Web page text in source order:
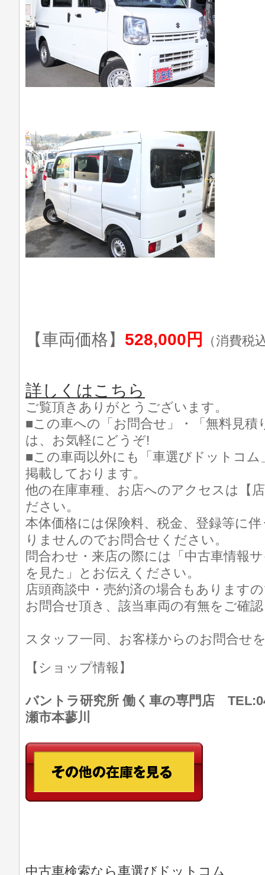
【車両価格】 528,000円 （消費税
詳しくはこちら
ご覧頂きありがとうございます。
■この車への「お問合せ」・「無料見積
は、お気軽にどうぞ!
■この車両以外にも「車選びドットコ
掲載しております。
他の在庫車種、お店へのアクセスは【
ださい。
本体価格には保険料、税金、登録等に
りませんのでお問合せください。
問合わせ・来店の際には「中古車情報
を見た」とお伝えください。
店頭商談中・売約済の場合もあります
お問合せ頂き、該当車両の有無をご確
スタッフ一同、お客様からのお問合せ
【ショップ情報】
バントラ研究所 働く車の専門店
瀬市本蓼川
中古車検索なら車選びドットコム